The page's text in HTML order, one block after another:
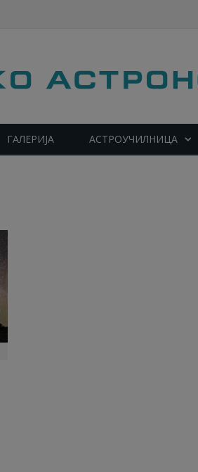
ГАЛЕРИЈА АСТРОУЧИЛНИЦА